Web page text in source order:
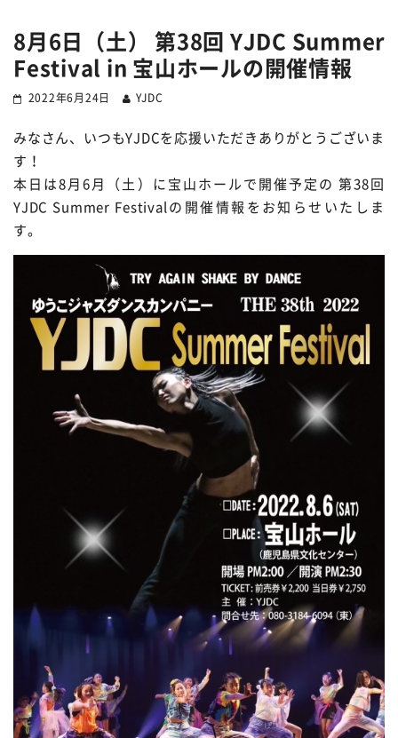
8月6日（土） 第38回 YJDC Summer
Festival in 宝山ホールの開催情報
2022年6月24日 YJDC
みなさん、いつもYJDCを応援いただきありがとうございま
す！
本日は8月6月（土）に宝山ホールで開催予定の 第38回
YJDC Summer Festivalの開催情報をお知らせいたしま
す。